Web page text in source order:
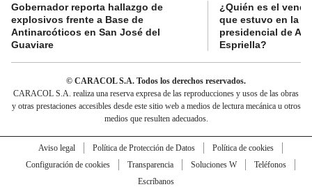
Gobernador reporta hallazgo de
explosivos frente a Base de
Antinarcóticos en San José del
Guaviare
¿Quién es el
que estuvo en la
presidencial de
Espriella?
© CARACOL S.A. Todos los derechos reservados.
CARACOL S.A. realiza una reserva expresa de las reproducciones y usos de las obras
y otras prestaciones accesibles desde este sitio web a medios de lectura mecánica u otros
medios que resulten adecuados.
Aviso legal Política de Protección de Datos
Política de cookies
Configuración de cookies
Transparencia Soluciones W
Teléfonos
Escríbanos